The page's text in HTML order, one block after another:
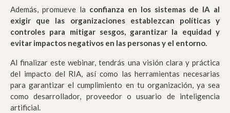
Además, promueve la confianza en los sistemas de IA al
exigir que las organizaciones establezcan políticas y
controles para mitigar sesgos, garantizar la equidad y
evitar impactos negativos en las personas y el entorno.
Al finalizar este webinar, tendrás una visión clara y práctica
del impacto del RIA, así como las herramientas necesarias
para garantizar el cumplimiento en tu organización, ya sea
como desarrollador, proveedor o usuario de inteligencia
artificial.